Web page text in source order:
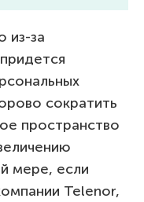
из-за
сократить
пространство
мере, если
Telenor,